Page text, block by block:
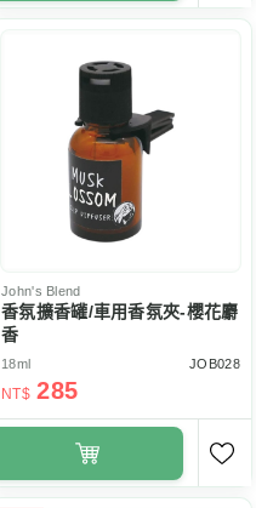
John's Blend
香氛擴香罐/車用香氛夾-櫻花麝
香
18ml JOB028
NT$ 285